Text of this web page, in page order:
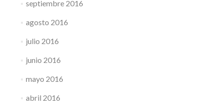
septiembre 2016
agosto 2016
julio 2016
junio 2016
mayo 2016
abril 2016